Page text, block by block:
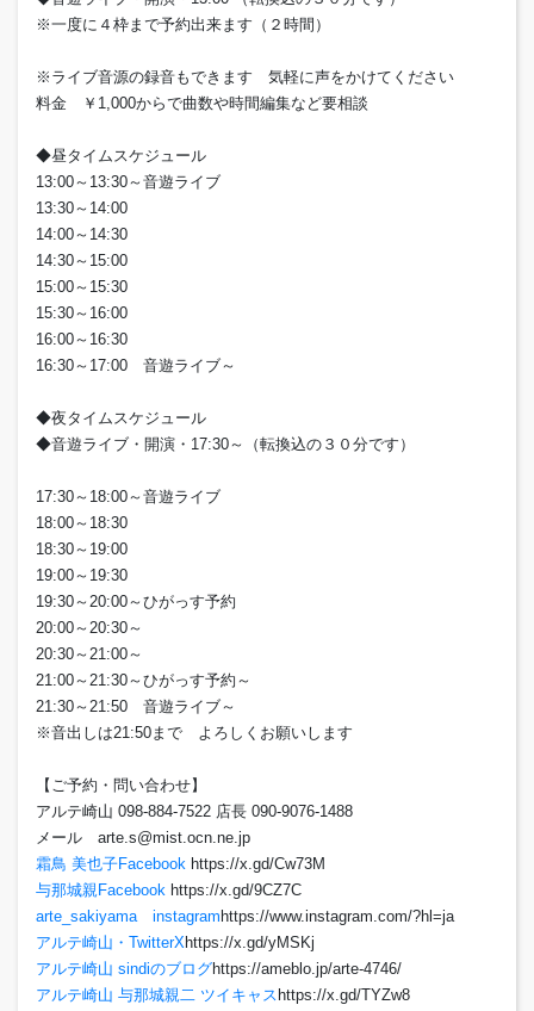
※一度に４枠まで予約出来ます（２時間）
※ライブ音源の録音もできます 気軽に声をかけてください
料金 ￥1,000からで曲数や時間編集など要相談
◆昼タイムスケジュール
13:00～13:30～音遊ライブ
13:30～14:00
14:00～14:30
14:30～15:00
15:00～15:30
15:30～16:00
16:00～16:30
16:30～17:00 音遊ライブ～
◆夜タイムスケジュール
◆音遊ライブ・開演・17:30～（転換込の３０分です）
17:30～18:00～音遊ライブ
18:00～18:30
18:30～19:00
19:00～19:30
19:30～20:00～ひがっす予約
20:00～20:30～
20:30～21:00～
21:00～21:30～ひがっす予約～
21:30～21:50 音遊ライブ～
※音出しは21:50まで よろしくお願いします
【ご予約・問い合わせ】
アルテ崎山 098-884-7522 店長 090-9076-1488
メール arte.s@mist.ocn.ne.jp
霜鳥 美也子Facebook https://x.gd/Cw73M
与那城親Facebook https://x.gd/9CZ7C
arte_sakiyama instagram https://www.instagram.com/?hl=ja
アルテ崎山・TwitterXhttps://x.gd/yMSKj
アルテ崎山 sindiのブログhttps://ameblo.jp/arte-4746/
アルテ崎山 与那城親二 ツイキャス https://x.gd/TYZw8